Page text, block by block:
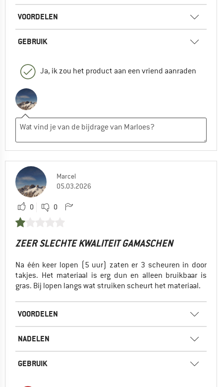
VOORDELEN
GEBRUIK
Ja, ik zou het product aan een vriend aanraden
Marcel
05.03.2026
0 0
ZEER SLECHTE KWALITEIT GAMASCHEN
Na één keer lopen (5 uur) zaten er 3 scheuren in door
takjes. Het materiaal is erg dun en alleen bruikbaar is
gras. Bij lopen langs wat struiken scheurt het materiaal.
VOORDELEN
NADELEN
GEBRUIK